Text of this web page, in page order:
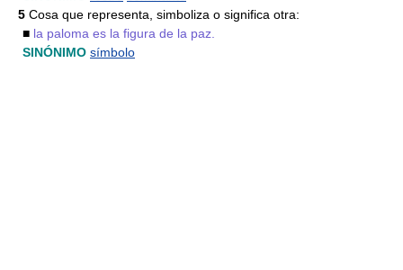
5 Cosa que representa, simboliza o significa otra:
■ la paloma es la figura de la paz.
SINÓNIMO símbolo